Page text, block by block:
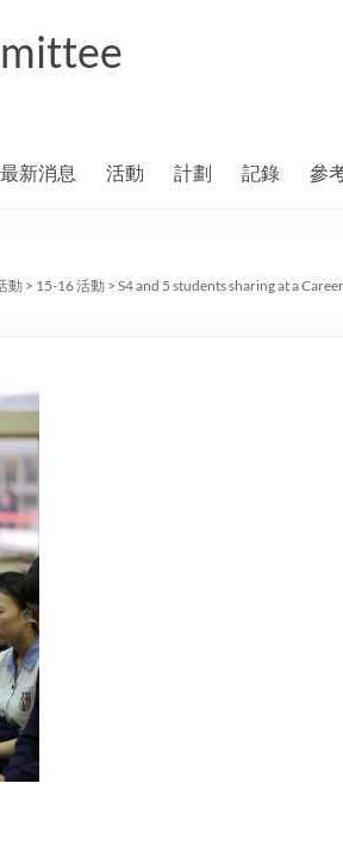
最新消息 活動 計劃 記錄 參
動 > 15-16 活動 > S4 and 5 students sharing at a